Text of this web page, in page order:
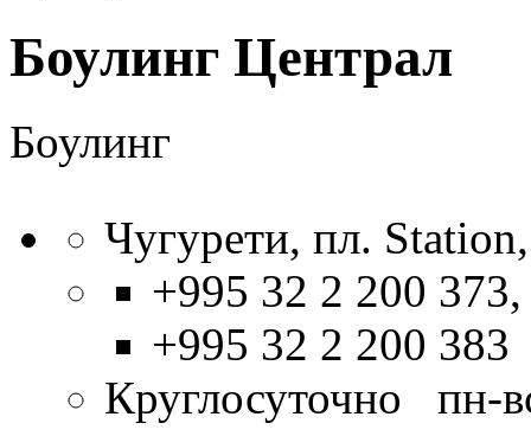
Боулинг Централ
Боулинг
Чугурети, пл.
+995 32 2 200 373,
+995 32 2 200 383
Круглосуточно пн-